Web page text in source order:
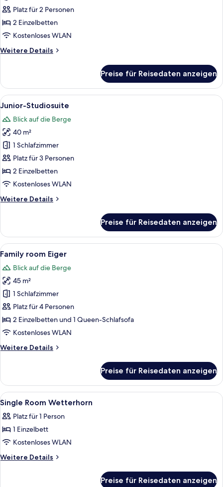
Eiger)
anzeigen
Platz für 2 Personen
2 Einzelbetten
Kostenloses WLAN
Weitere Details
Weitere
(Standard
Eiger)
Preise für Reisedaten anzeigen
Alle
Fotos
für
Junior-
Studiosuite
anzeigen
Ein Hotelzimmer mit einem Bett,
16
Junior-Studiosuite
Blick auf die Berge
40 m²
1 Schlafzimmer
Platz für 3 Personen
2 Einzelbetten
Kostenloses WLAN
Weitere Details
Weitere
Studiosuite
Preise für Reisedaten anzeigen
Alle
Fotos
für
Family
room
Eiger
anzeigen
Ein Wohnzimmer mit einer Couch,
6
Family room Eiger
Blick auf die Berge
45 m²
1 Schlafzimmer
Platz für 4 Personen
2 Einzelbetten und 1 Queen-Schlafsofa
Kostenloses WLAN
Weitere Details
Weitere
room
Eiger
Preise für Reisedaten anzeigen
Alle
Fotos
für
Single
Room
Wetterhorn
Allergikerbettwaren, kostenlose
3
Single Room Wetterhorn
Platz für 1 Person
1 Einzelbett
Kostenloses WLAN
Weitere Details
Weitere
Preise für Reisedaten anzeigen